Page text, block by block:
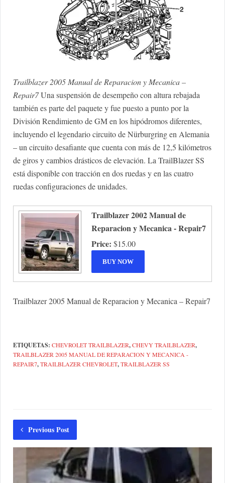
Trailblazer 2005 Manual de Reparacion y Mecanica –
Repair7Una suspensión de desempeño con altura rebajada
también es parte del paquete y fue puesto a punto por la
División Rendimiento de GM en los hipódromos diferentes,
incluyendo el legendario circuito de Nürburgring en Alemania
– un circuito desafiante que cuenta con más de 12,5 kilómetros
de giros y cambios drásticos de elevación. La TrailBlazer SS
está disponible con tracción en dos ruedas y en las cuatro
ruedas configuraciones de unidades.
Trailblazer 2002 Manual de
Reparacion y Mecanica - Repair7
Price: $15.00
Trailblazer 2005 Manual de Reparacion y Mecanica – Repair7
ETIQUETAS: CHEVROLET TRAILBLAZER,CHEVY TRAILBLAZER,
TRAILBLAZER 2005 MANUAL DE REPARACION Y MECANICA -
REPAIR7,TRAILBLAZER CHEVROLET,TRAILBLAZER SS
Previous Post